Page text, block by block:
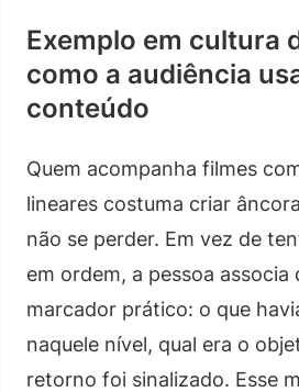
Exemplo em cultura
como a audiência
conteúdo
Quem acompanha filmes
lineares costuma criar
não se perder. Em vez de
em ordem, a pessoa associa
marcador prático: o que
naquele nível, qual era o
retorno foi sinalizado. Esse